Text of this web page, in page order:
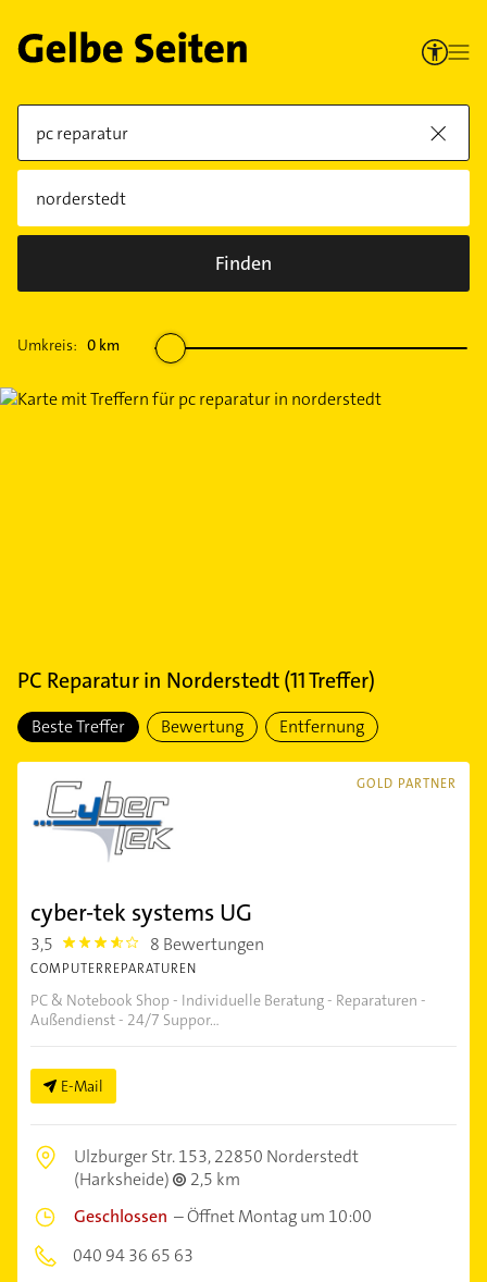
Finden
Umkreis: 0 km
PC Reparaturin Norderstedt(11Treffer)
Beste Treffer Bewertung Entfernung
GOLD PARTNER
cyber-tek systems UG
3,5 3.5 8 Bewertungen
COMPUTERREPARATUREN
PC & Notebook Shop - Individuelle Beratung - Reparaturen -
Außendienst - 24/7 Suppor...
E-Mail
Ulzburger Str. 153,22850 Norderstedt
(Harksheide)
2,5 km
Geschlossen –Öffnet Montag um 10:00
040 94 36 65 63